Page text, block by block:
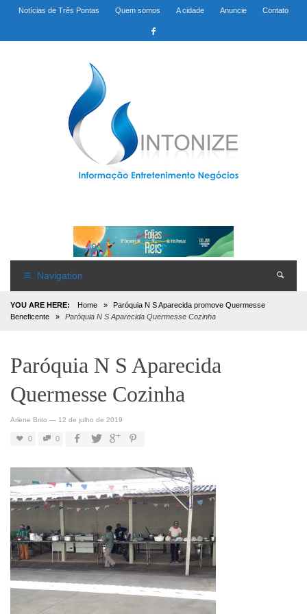
Notícias de Três Pontas Quem somos A cidade Anuncie Contato
Navigation
YOU ARE HERE: Home »
Paróquia N S Aparecida promove Quermesse
Beneficente
» Paróquia N S Aparecida Quermesse Cozinha
Paróquia N S Aparecida
Quermesse Cozinha
Arlene Brito — 12 de julho de 2019
0 0